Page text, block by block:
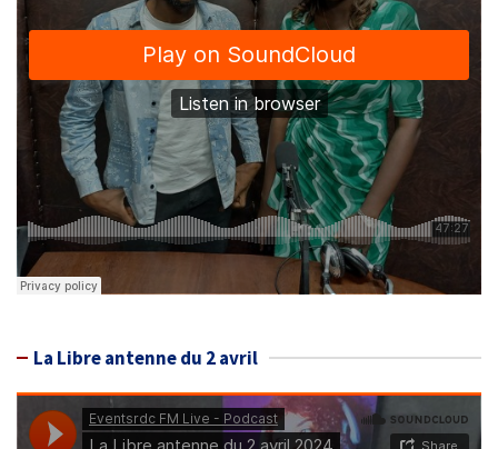
La Libre antenne du 2 avril